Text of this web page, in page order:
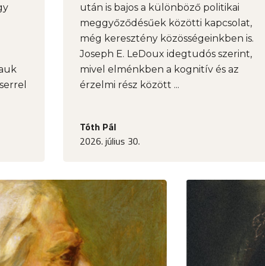
után is bajos a különböző politikai
meggyőződésűek közötti kapcsolat,
még keresztény közösségeinkben is.
Joseph E. LeDoux idegtudós szerint,
mivel elménkben a kognitív és az
érzelmi rész között ...
Tóth Pál
2026. július 30.